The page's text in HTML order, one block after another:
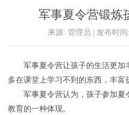
军事夏令营锻炼
来源: 管理员 | 发布时
军事夏令营让孩子的生活更加
多在课堂上学习不到的东西，丰富
军事夏令营认为，孩子参加夏
教育的一种体现。